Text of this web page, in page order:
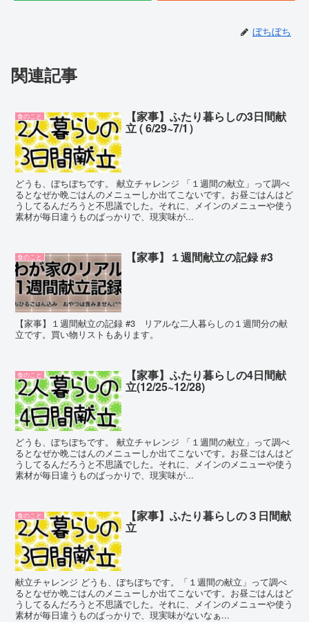
ぼちぼち
関連記事
食のこと 【家事】ふたり暮らしの3日間献
立 ( 6/29~7/1）
どうも、ぼちぼちです。 献立チャレンジ 「１週間の献立」って調べ
るとなぜか晩ごはんのメニューしか出てこないです。お昼ごはんはど
うしてるんだろうと不思議でした。それに、メインのメニューや使う
素材が毎日違うものばっかりで、現実味が...
食のこと 【家事】１週間献立の記録 #3
【家事】１週間献立の記録 #3 リアルな二人暮らしの１週間分の献
立です。買い物リストもあります。
食のこと 【家事】ふたり暮らしの4日間献
立(12/25~12/28)
どうも、ぼちぼちです。 献立チャレンジ 「１週間の献立」って調べ
るとなぜか晩ごはんのメニューしか出てこないです。お昼ごはんはど
うしてるんだろうと不思議でした。それに、メインのメニューや使う
素材が毎日違うものばっかりで、現実味が...
食のこと 【家事】ふたり暮らしの３日間献
立
献立チャレンジ どうも、ぼちぼちです。「１週間の献立」って調べ
るとなぜか晩ごはんのメニューしか出てこないです。お昼ごはんはど
うしてるんだろうと不思議でした。それに、メインのメニューや使う
素材が毎日違うものばっかりで、現実味がないなぁ...